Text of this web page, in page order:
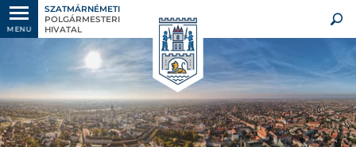
MENU
SZATMÁRNÉMETI
POLGÁRMESTERI
HIVATAL